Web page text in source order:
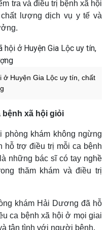
tra và điều trị bệnh xã hội
lượng dịch vụ y tế và
Huyện Gia Lộc uy tín, chất
xã hội giỏi
khám không ngừng
hỗ trợ điều trị mỗi ca bệnh
những bác sĩ có tay nghề
thăm khám và điều trị
khám Hải Dương đã hỗ
ca bệnh xã hội ở mọi giai
tận tình với người bệnh.